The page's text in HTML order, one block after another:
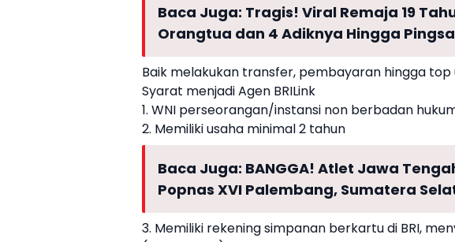
Baca Juga: Tragis! Viral Remaja 19
Orangtua dan 4 Adiknya Hingga
Baik melakukan transfer, pembayaran hingga top
Syarat menjadi Agen BRILink
1. WNI perseorangan/instansi non berbadan
2. Memiliki usaha minimal 2 tahun
Baca Juga: BANGGA! Atlet Jawa
Popnas XVI Palembang, Sumatera
3. Memiliki rekening simpanan berkartu di BRI,